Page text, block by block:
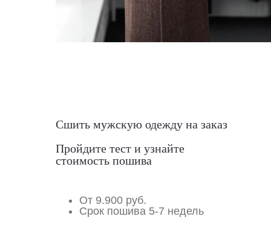
От 9.900 руб.
Срок пошива 5-7 недель
Сшить мужскую одежду на заказ
Пройдите тест и узнайте
стоимость пошива